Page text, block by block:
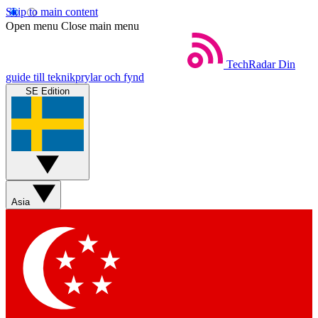
Skip to main content
Open menu Close main menu
TechRadar Din
guide till teknikprylar och fynd
SE Edition
Asia